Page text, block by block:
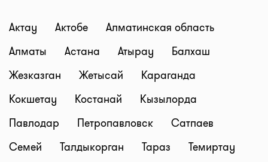
Актау Актобе
Алматинская область
Алматы
Астана Атырау
Балхаш
Жезказган
Жетысай
Караганда
Кокшетау
Костанай
Кызылорда
Павлодар
Петропавловск
Сатпаев
Семей
Талдыкорган Тараз
Темиртау